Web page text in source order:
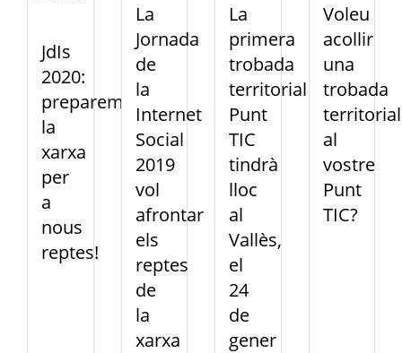
JdIs
2020:
preparem
la
xarxa
per
a
nous
reptes!
La
Jornada
de
la
Internet
Social
2019
vol
afrontar
els
reptes
de
la
xarxa
La
primera
trobada
territorial
Punt
TIC
tindrà
lloc
al
Vallès,
el
24
de
gener
Voleu
acollir
una
trobada
territorial
al
vostre
Punt
TIC?